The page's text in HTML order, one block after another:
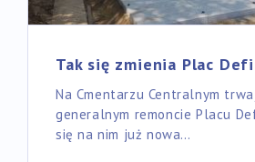
Tak się zmienia Plac
Na Cmentarzu Centralnym
generalnym remoncie Placu
się na nim już nowa…